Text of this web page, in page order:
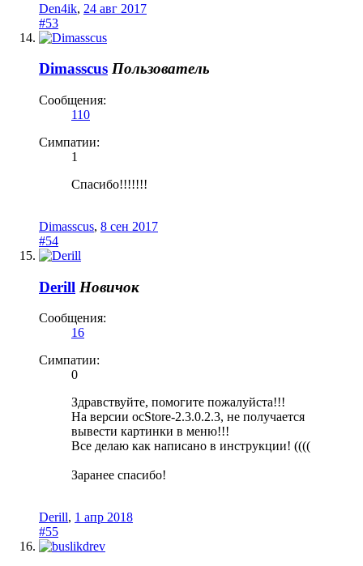
Den4ik, 24 авг 2017
#53
Dimasscus Пользователь
Сообщения:
110
Симпатии:
1
Спасибо!!!!!!!
Dimasscus, 8 сен 2017
#54
Derill Новичок
Сообщения:
16
Симпатии:
0
Здравствуйте, помогите пожалуйста!!!
На версии ocStore-2.3.0.2.3, не получается
вывести картинки в меню!!!
Все делаю как написано в инструкции! ((((
Заранее спасибо!
Derill, 1 апр 2018
#55